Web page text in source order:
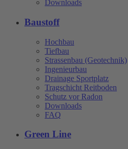
Downloads
Baustoff
Hochbau
Tiefbau
Strassenbau (Geotechnik)
Ingenieurbau
Drainage Sportplatz
Tragschicht Reitboden
Schutz vor Radon
Downloads
FAQ
Green Line